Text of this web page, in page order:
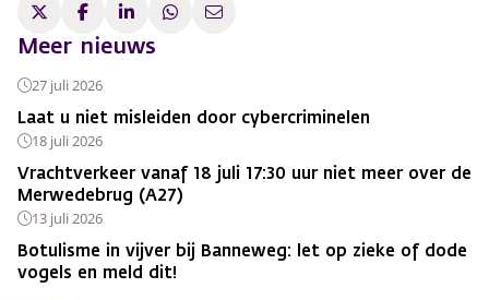
Meer nieuws
Laat u niet misleiden door cybercriminelen
27 juli 2026
Vrachtverkeer vanaf 18 juli 17:30 uur niet meer over de
Merwedebrug (A27)
18 juli 2026
Botulisme in vijver bij Banneweg: let op zieke of dode
vogels en meld dit!
13 juli 2026